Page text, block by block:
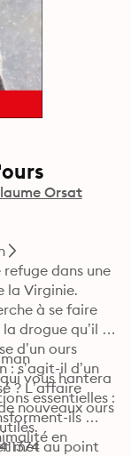
Orsat
dans une
la Virginie.
à se faire
drogue qu’il a
d’un ours
s’agit-il d’un
? L’affaire
nouveaux ours
met au point
vous hantera
essentielles :
ils
en